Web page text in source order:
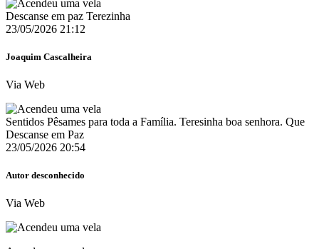
Descanse em paz Terezinha
23/05/2026 21:12
Joaquim Cascalheira
Via Web
Sentidos Pêsames para toda a Família. Teresinha boa senhora. Que
Descanse em Paz
23/05/2026 20:54
Autor desconhecido
Via Web